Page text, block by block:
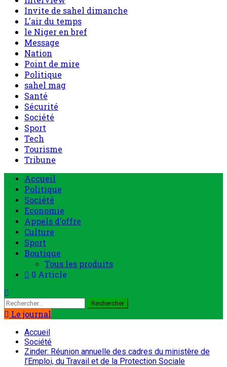
Invite de sahel dimanche
L'air du temps
le Niger en bref
Message
Nation
Point de mire
Politique
sahel mag
Santé
Sécurité
Société
Sport
Tech
Tourisme
Tribune
Accueil
Politique
Société
Economie
Appels d’offre
Culture
Sport
Boutique
Tous les produits
0 Article
Le journal
Accueil
Société
Zinder: Réunion annuelle des cadres du ministère de
l’Emploi, du Travail et de la Protection Sociale